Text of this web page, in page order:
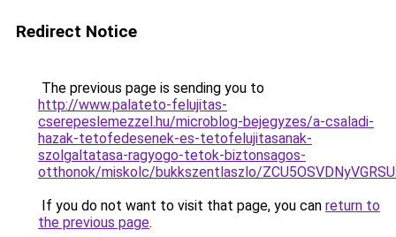
Redirect Notice
The previous page is sending you to
http://www.palateto-felujitas-
cserepeslemezzel.hu/microblog-bejegyzes/a-csaladi-
hazak-tetofedesenek-es-tetofelujitasanak-
szolgaltatasa-ragyogo-tetok-biztonsagos-
otthonok/miskolc/bukkszentlaszlo/
If you do not want to visit that page, you can return to
the previous page.